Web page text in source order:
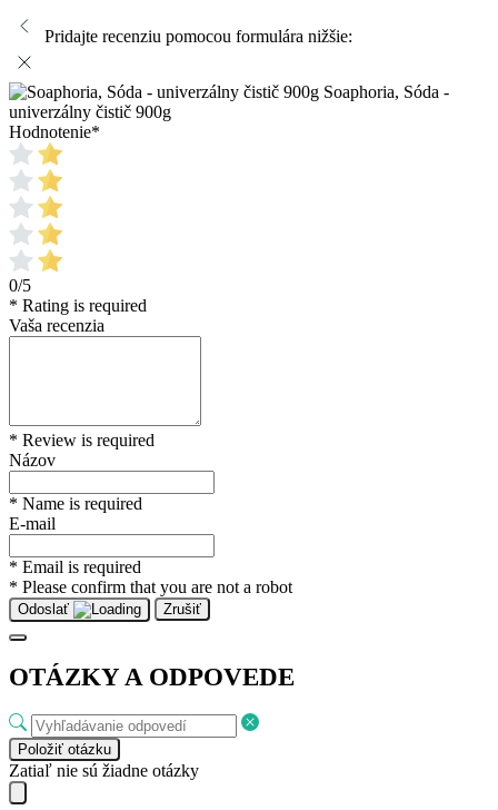
Pridajte recenziu pomocou formulára nižšie:
Soaphoria, Sóda -
univerzálny čistič 900g
Hodnotenie*
0/5
* Rating is required
Vaša recenzia
* Review is required
Názov
* Name is required
E-mail
* Email is required
* Please confirm that you are not a robot
Odoslať Zrušiť
OTÁZKY A ODPOVEDE
Položiť otázku
Zatiaľ nie sú žiadne otázky